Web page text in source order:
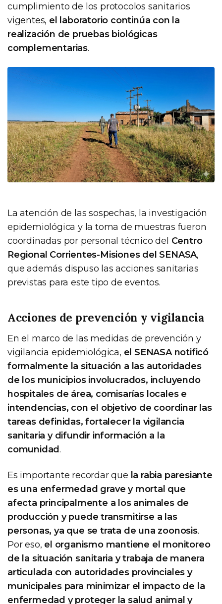
cumplimiento de los protocolos sanitarios
vigentes, el laboratorio continúa con la
realización de pruebas biológicas
complementarias.
La atención de las sospechas, la investigación
epidemiológica y la toma de muestras fueron
coordinadas por personal técnico del Centro
Regional Corrientes-Misiones del SENASA,
que además dispuso las acciones sanitarias
previstas para este tipo de eventos.
Acciones de prevención y vigilancia
En el marco de las medidas de prevención y
vigilancia epidemiológica, el SENASA notificó
formalmente la situación a las autoridades
de los municipios involucrados, incluyendo
hospitales de área, comisarías locales e
intendencias, con el objetivo de coordinar las
tareas definidas, fortalecer la vigilancia
sanitaria y difundir información a la
comunidad.
Es importante recordar que la rabia paresiante
es una enfermedad grave y mortal que
afecta principalmente a los animales de
producción y puede transmitirse a las
personas, ya que se trata de una zoonosis.
Por eso, el organismo mantiene el monitoreo
de la situación sanitaria y trabaja de manera
articulada con autoridades provinciales y
municipales para minimizar el impacto de la
enfermedad y proteger la salud animal y